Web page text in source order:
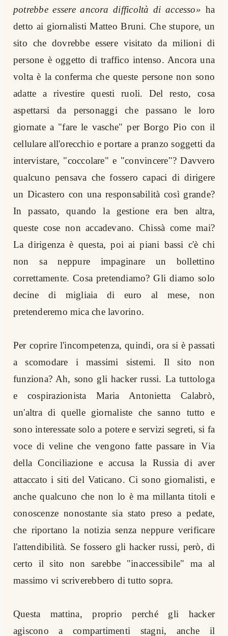
potrebbe essere ancora difficoltà di accesso» ha
detto ai giornalisti Matteo Bruni. Che stupore, un
sito che dovrebbe essere visitato da milioni di
persone è oggetto di traffico intenso. Ancora una
volta è la conferma che queste persone non sono
adatte a rivestire questi ruoli. Del resto, cosa
aspettarsi da personaggi che passano le loro
giornate a "fare le vasche" per Borgo Pio con il
cellulare all'orecchio e portare a pranzo soggetti da
intervistare, "coccolare" e "convincere"? Davvero
qualcuno pensava che fossero capaci di dirigere
un Dicastero con una responsabilità così grande?
In passato, quando la gestione era ben altra,
queste cose non accadevano. Chissà come mai?
La dirigenza è questa, poi ai piani bassi c'è chi
non sa neppure impaginare un bollettino
correttamente. Cosa pretendiamo? Gli diamo solo
decine di migliaia di euro al mese, non
pretenderemo mica che lavorino.
Per coprire l'incompetenza, quindi, ora si è passati
a scomodare i massimi sistemi. Il sito non
funziona? Ah, sono gli hacker russi. La tuttologa
e cospirazionista Maria Antonietta Calabrò,
un'altra di quelle giornaliste che sanno tutto e
sono interessate solo a potere e servizi segreti, si fa
voce di veline che vengono fatte passare in Via
della Conciliazione e accusa la Russia di aver
attaccato i siti del Vaticano. Ci sono giornalisti, e
anche qualcuno che non lo è ma millanta titoli e
conoscenze nonostante sia stato preso a pedate,
che riportano la notizia senza neppure verificare
l'attendibilità. Se fossero gli hacker russi, però, di
certo il sito non sarebbe "inaccessibile" ma al
massimo vi scriverebbero di tutto sopra.
Questa mattina, proprio perché gli hacker
agiscono a compartimenti stagni, anche il